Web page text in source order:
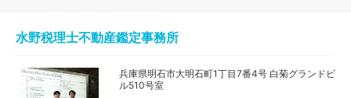
水野税理士不動産鑑定事務所
兵庫県明石市大明石町1丁目7番4号 白菊グランドビ
ル510号室